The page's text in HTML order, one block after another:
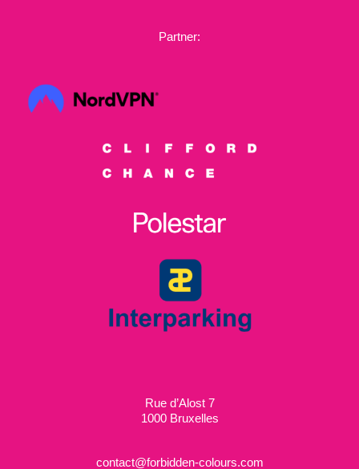
Partner:
Rue d’Alost 7
1000 Bruxelles
contact@forbidden-colours.com